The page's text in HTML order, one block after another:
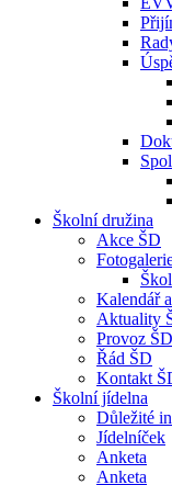
Školní družina
Akce ŠD
Kalendář
Aktuality
Provoz ŠD
Řád ŠD
Kontakt
Školní jídelna
Důležité
Jídelníček
Anketa
Anketa